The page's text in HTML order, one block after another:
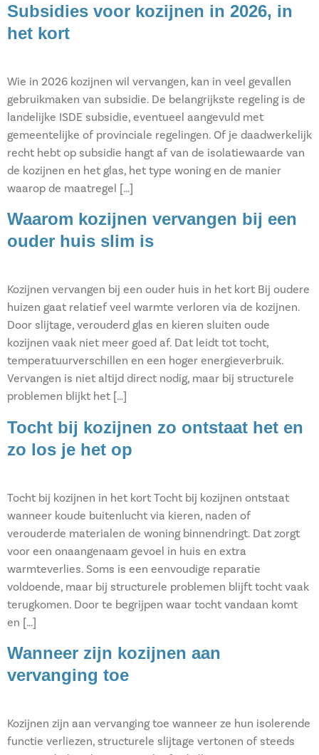
Subsidies voor kozijnen in 2026, in
het kort
Wie in 2026 kozijnen wil vervangen, kan in veel gevallen
gebruikmaken van subsidie. De belangrijkste regeling is de
landelijke ISDE subsidie, eventueel aangevuld met
gemeentelijke of provinciale regelingen. Of je daadwerkelijk
recht hebt op subsidie hangt af van de isolatiewaarde van
de kozijnen en het glas, het type woning en de manier
waarop de maatregel […]
Waarom kozijnen vervangen bij een
ouder huis slim is
Kozijnen vervangen bij een ouder huis in het kort Bij oudere
huizen gaat relatief veel warmte verloren via de kozijnen.
Door slijtage, verouderd glas en kieren sluiten oude
kozijnen vaak niet meer goed af. Dat leidt tot tocht,
temperatuurverschillen en een hoger energieverbruik.
Vervangen is niet altijd direct nodig, maar bij structurele
problemen blijkt het […]
Tocht bij kozijnen zo ontstaat het en
zo los je het op
Tocht bij kozijnen in het kort Tocht bij kozijnen ontstaat
wanneer koude buitenlucht via kieren, naden of
verouderde materialen de woning binnendringt. Dat zorgt
voor een onaangenaam gevoel in huis en extra
warmteverlies. Soms is een eenvoudige reparatie
voldoende, maar bij structurele problemen blijft tocht vaak
terugkomen. Door te begrijpen waar tocht vandaan komt
en […]
Wanneer zijn kozijnen aan
vervanging toe
Kozijnen zijn aan vervanging toe wanneer ze hun isolerende
functie verliezen, structurele slijtage vertonen of steeds